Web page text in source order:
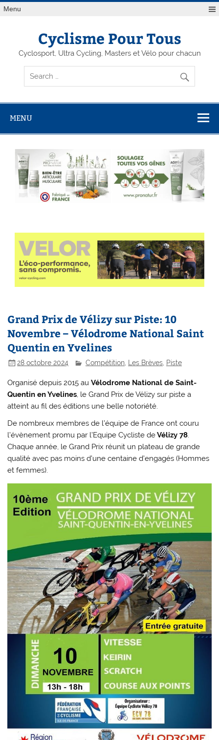
Menu
Cyclisme Pour Tous
Cyclosport, Ultra Cycling, Masters et Vélo pour chacun
MENU
Grand Prix de Vélizy sur Piste: 10
Novembre – Vélodrome National Saint
Quentin en Yvelines
28 octobre 2024 Compétition Les Brèves Piste
Organisé depuis 2015 auVélodrome National de Saint-
Quentin en Yvelines, le Grand Prix de Vélizy sur piste a
atteint au fil des éditions une belle notoriété.
De nombreux membres de l’équipe de France ont couru
l’évènement promu par l’Equipe Cycliste deVélizy 78.
Chaque année, le Grand Prix réunit un plateau de grande
qualité avec pas moins d’une centaine d’engagés (Hommes
et femmes).